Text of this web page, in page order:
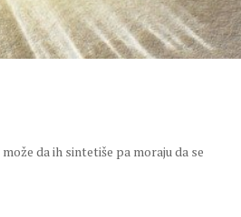
da ih sintetiše pa moraju da se